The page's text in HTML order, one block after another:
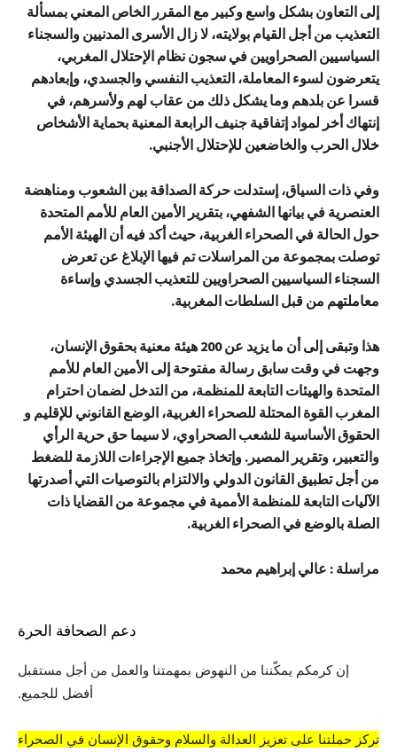
إلى التعاون بشكل واسع وكبير مع المقرر الخاص المعني بمسألة
التعذيب من أجل القيام بولايته، لا زال الأسرى المدنيين والسجناء
السياسيين الصحراويين في سجون نظام الإحتلال المغربي،
يتعرضون لسوء المعاملة، التعذيب النفسي والجسدي، وإبعادهم
قسرا عن بلدهم وما يشكل ذلك من عقاب لهم ولأسرهم، في
إنتهاك أخر لمواد إتفاقية جنيف الرابعة المعنية بحماية الأشخاص
خلال الحرب والخاضعين للإحتلال الأجنبي.
وفي ذات السياق، إستدلت حركة الصداقة بين الشعوب ومناهضة
العنصرية في بيانها الشفهي، بتقرير الأمين العام للأمم المتحدة
حول الحالة في الصحراء الغربية، حيث أكد فيه أن الهيئة الأمم
توصلت بمجموعة من المراسلات تم فيها الإبلاغ عن تعرض
السجناء السياسيين الصحراويين للتعذيب الجسدي وإساءة
معاملتهم من قبل السلطات المغربية.
هذا وتبقى إلى أن ما يزيد عن 200 هيئة معنية بحقوق الإنسان،
وجهت في وقت سابق رسالة مفتوحة إلى الأمين العام للأمم
المتحدة والهيئات التابعة للمنظمة، من التدخل لضمان احترام
المغرب القوة المحتلة للصحراء الغربية، الوضع القانوني للإقليم و
الحقوق الأساسية للشعب الصحراوي، لا سيما حق حرية الرأي
والتعبير، وتقرير المصير. وإتخاذ جميع الإجراءات اللازمة للضغط
من أجل تطبيق القانون الدولي والالتزام بالتوصيات التي أصدرتها
الآليات التابعة للمنظمة الأممية في مجموعة من القضايا ذات
الصلة بالوضع في الصحراء الغربية.
مراسلة : عالي إبراهيم محمد
دعم الصحافة الحرة
إن كرمكم يمكّننا من النهوض بمهمتنا والعمل من أجل مستقبل
أفضل للجميع.
تركز حملتنا على تعزيز العدالة والسلام وحقوق الإنسان في الصحراء